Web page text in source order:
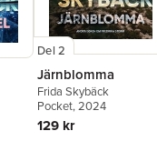
Del 2
Järnblomma
Frida Skybäck
Pocket, 2024
129 kr